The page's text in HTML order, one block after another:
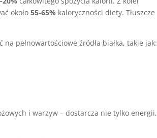
około55-65% kaloryczności diety. Tłuszcze
pełnowartościowe źródła białka, takie jak:
i warzyw – dostarcza nie tylko energii,